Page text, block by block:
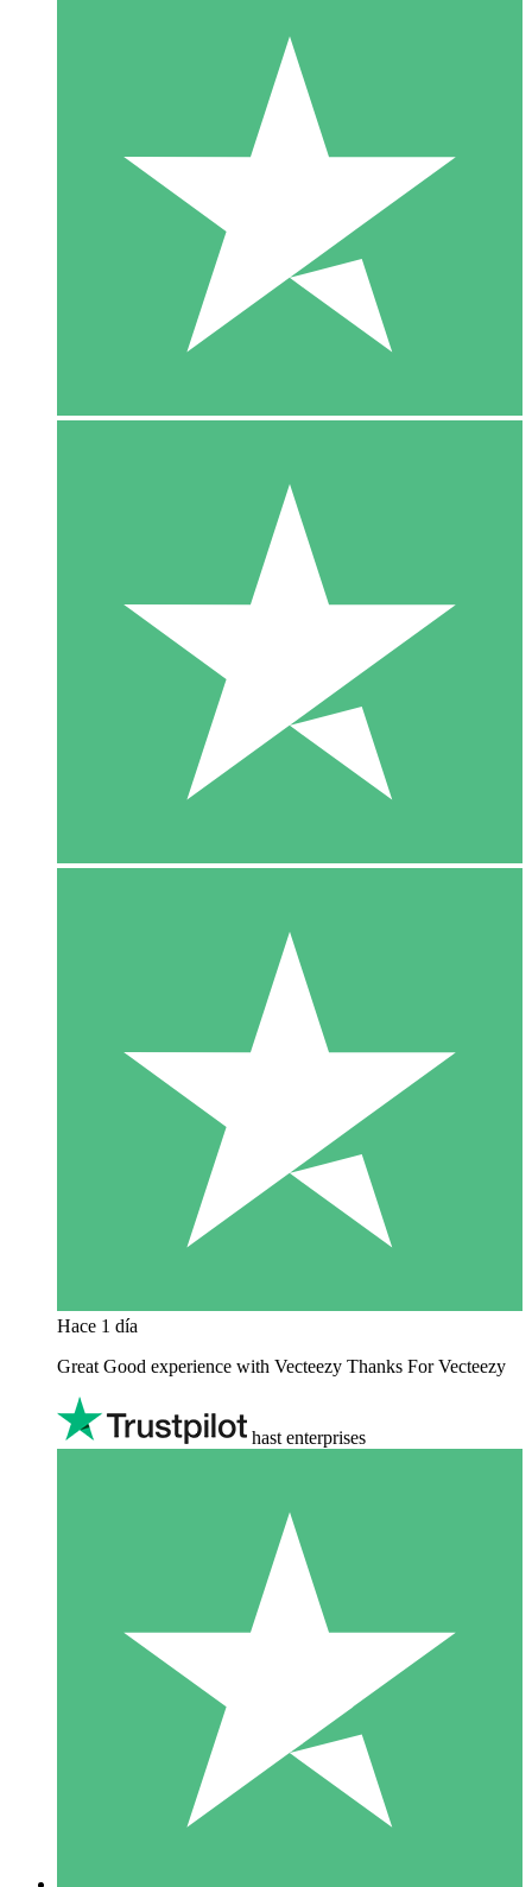
Hace 1 día
Great Good experience with Vecteezy Thanks For Vecteezy
hast enterprises